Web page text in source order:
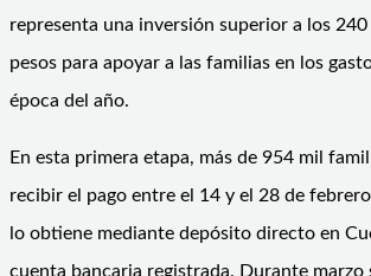
representa una inversión superior a los
pesos para apoyar a las familias en los
época del año.
En esta primera etapa, más de 954 mil
recibir el pago entre el 14 y el 28 de
lo obtiene mediante depósito directo en
cuenta bancaria registrada. Durante marzo